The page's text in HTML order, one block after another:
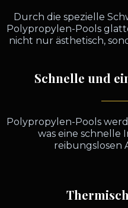
Durch die spezielle
Polypropylen-Pools
nicht nur ästhetisch,
Schnelle und
Polypropylen-Pools
was eine schnelle
reibungslosen